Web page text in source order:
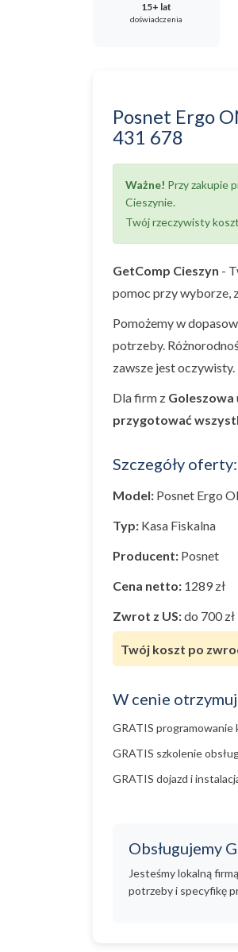
15+ lat
doświadczenia
Posnet Ergo
431 678
Ważne! Przy zakupie
Cieszynie.
Twój rzeczywisty
GetComp Cieszyn -
pomoc przy wyborze,
Pomożemy w
potrzeby.
zawsze jest oczywisty.
Dla firm z Goleszowa
przygotować
Szczegóły oferty:
Model: Posnet Ergo
Typ: Kasa Fiskalna
Producent: Posnet
Cena netto: 1289 zł
Zwrot z US:do 700 zł
Twój koszt po
W cenie
GRATIS programowanie
GRATIS szkolenie
GRATIS dojazd i
Obsługujemy
Jesteśmy lokalną
potrzeby i specyfikę